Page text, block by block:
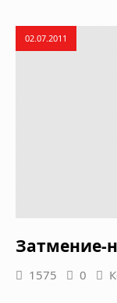
02.07.2011
Затмение-
1575 0